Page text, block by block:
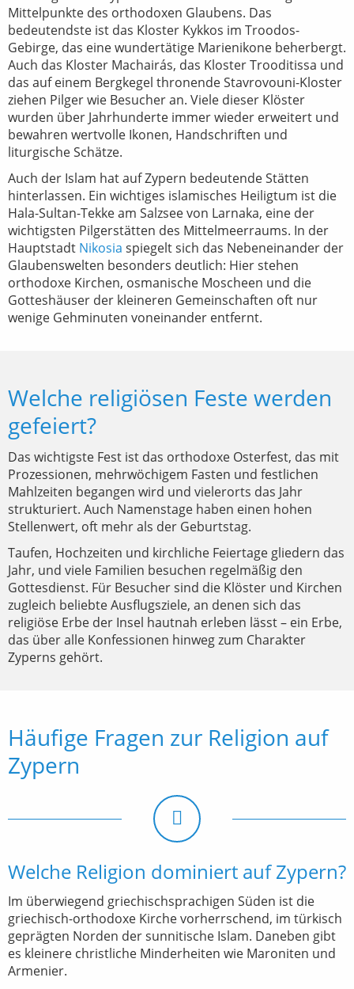
Mittelpunkte des orthodoxen Glaubens. Das
bedeutendste ist das Kloster Kykkos im Troodos-
Gebirge, das eine wundertätige Marienikone beherbergt.
Auch das Kloster Machairás, das Kloster Trooditissa und
das auf einem Bergkegel thronende Stavrovouni-Kloster
ziehen Pilger wie Besucher an. Viele dieser Klöster
wurden über Jahrhunderte immer wieder erweitert und
bewahren wertvolle Ikonen, Handschriften und
liturgische Schätze.
Auch der Islam hat auf Zypern bedeutende Stätten
hinterlassen. Ein wichtiges islamisches Heiligtum ist die
Hala-Sultan-Tekke am Salzsee von Larnaka, eine der
wichtigsten Pilgerstätten des Mittelmeerraums. In der
Hauptstadt Nikosia spiegelt sich das Nebeneinander der
Glaubenswelten besonders deutlich: Hier stehen
orthodoxe Kirchen, osmanische Moscheen und die
Gotteshäuser der kleineren Gemeinschaften oft nur
wenige Gehminuten voneinander entfernt.
Welche religiösen Feste werden
gefeiert?
Das wichtigste Fest ist das orthodoxe Osterfest, das mit
Prozessionen, mehrwöchigem Fasten und festlichen
Mahlzeiten begangen wird und vielerorts das Jahr
strukturiert. Auch Namenstage haben einen hohen
Stellenwert, oft mehr als der Geburtstag.
Taufen, Hochzeiten und kirchliche Feiertage gliedern das
Jahr, und viele Familien besuchen regelmäßig den
Gottesdienst. Für Besucher sind die Klöster und Kirchen
zugleich beliebte Ausflugsziele, an denen sich das
religiöse Erbe der Insel hautnah erleben lässt – ein Erbe,
das über alle Konfessionen hinweg zum Charakter
Zyperns gehört.
Häufige Fragen zur Religion auf
Zypern
Welche Religion dominiert auf Zypern?
Im überwiegend griechischsprachigen Süden ist die
griechisch-orthodoxe Kirche vorherrschend, im türkisch
geprägten Norden der sunnitische Islam. Daneben gibt
es kleinere christliche Minderheiten wie Maroniten und
Armenier.